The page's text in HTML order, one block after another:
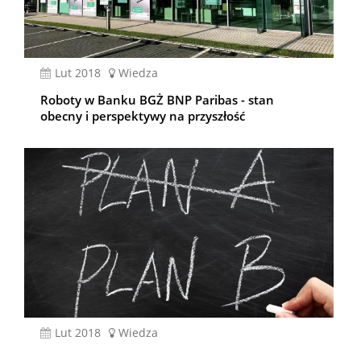
lut 2018 Wiedza
Roboty w Banku BGŻ BNP Paribas - stan
obecny i perspektywy na przyszłość
lut 2018 Wiedza